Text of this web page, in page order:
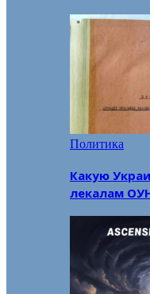
Политика
Какую
лекалам